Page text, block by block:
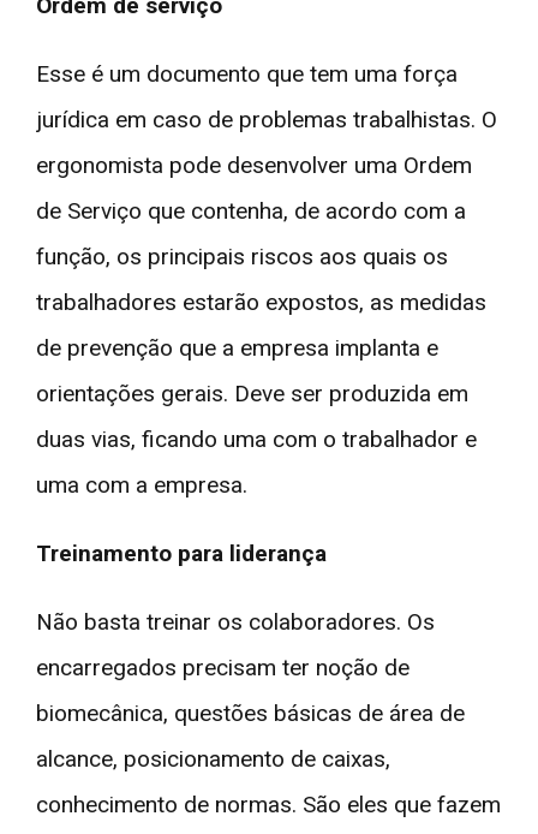
Esse é um documento que tem uma força
jurídica em caso de problemas trabalhistas. O
ergonomista pode desenvolver uma Ordem
de Serviço que contenha, de acordo com a
função, os principais riscos aos quais os
trabalhadores estarão expostos, as medidas
de prevenção que a empresa implanta e
orientações gerais. Deve ser produzida em
duas vias, ficando uma com o trabalhador e
uma com a empresa.
Treinamento para liderança
Não basta treinar os colaboradores. Os
encarregados precisam ter noção de
biomecânica, questões básicas de área de
alcance, posicionamento de caixas,
conhecimento de normas. São eles que fazem